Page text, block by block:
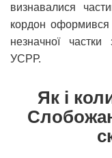
визнавалися
кордон оформився
незначної
УСРР.
Як і